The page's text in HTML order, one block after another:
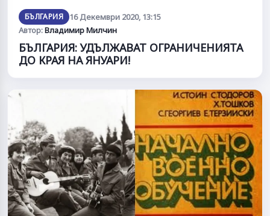
БЪЛГАРИЯ 16 Декември 2020, 13:15
Автор:Владимир Милчин
БЪЛГАРИЯ: УДЪЛЖАВАТ ОГРАНИЧЕНИЯТА
ДО КРАЯ НА ЯНУАРИ!